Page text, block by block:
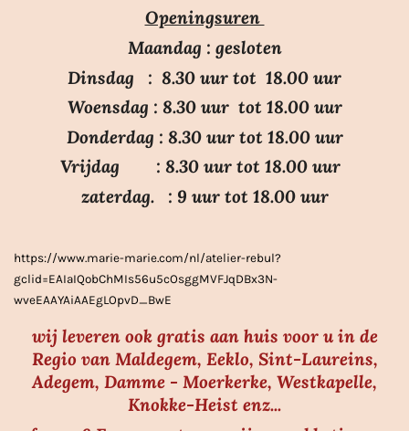
e
n
e
n
e
n
e
n
e
n
Openingsuren
Maandag : gesloten
Dinsdag : 8.30 uur tot 18.00 uur
Woensdag : 8.30 uur tot 18.00 uur
Donderdag : 8.30 uur tot 18.00 uur
Vrijdag : 8.30 uur tot 18.00 uur
zaterdag. : 9 uur tot 18.00 uur
https://www.marie-marie.com/nl/atelier-rebul?
gclid=EAIaIQobChMIs56u5cOsggMVFJqDBx3N-
wveEAAYAiAAEgLOpvD_BwE
wij leveren ook gratis aan huis voor u in de
Regio van Maldegem, Eeklo, Sint-Laureins,
Adegem, Damme - Moerkerke, Westkapelle,
Knokke-Heist enz...